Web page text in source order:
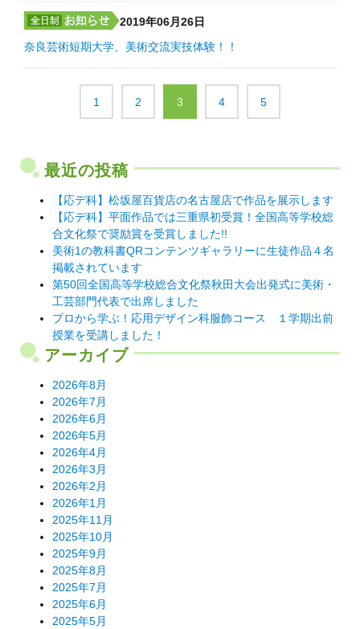
2019年06月26日
奈良芸術短期大学、美術交流実技体験！！
1 2 3 4 5
最近の投稿
【応デ科】松坂屋百貨店の名古屋店で作品を展示します
【応デ科】平面作品では三重県初受賞！全国高等学校総
合文化祭で奨励賞を受賞しました!!
美術1の教科書QRコンテンツギャラリーに生徒作品４名
掲載されています
第50回全国高等学校総合文化祭秋田大会出発式に美術・
工芸部門代表で出席しました
プロから学ぶ！応用デザイン科服飾コース １学期出前
授業を受講しました！
アーカイブ
2026年8月
2026年7月
2026年6月
2026年5月
2026年4月
2026年3月
2026年2月
2026年1月
2025年11月
2025年10月
2025年9月
2025年8月
2025年7月
2025年6月
2025年5月